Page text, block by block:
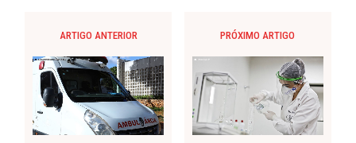
ARTIGO ANTERIOR PRÓXIMO ARTIGO